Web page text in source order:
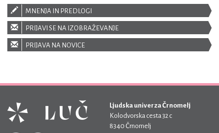
MNENJA IN PREDLOGI
PRIJAVI SE NA IZOBRAŽEVANJE
PRIJAVA NA NOVICE
Ljudska univerza Črnomelj
Kolodvorska cesta 32 c
8340 Črnomelj